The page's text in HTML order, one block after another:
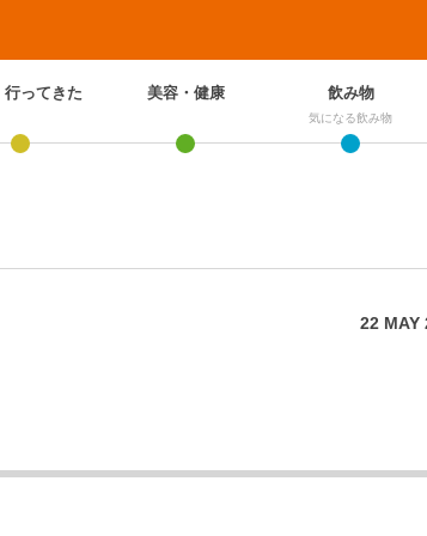
行ってきた 美容・健康 飲み物
気になる飲み物
22 MAY